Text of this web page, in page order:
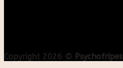
Copyright 2026 © Psychofripes